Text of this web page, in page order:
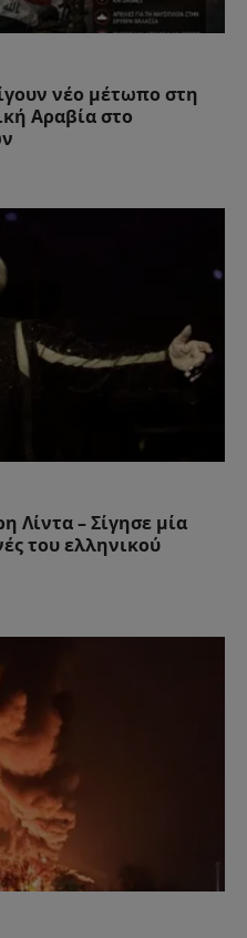
νέο μέτωπο στη
Αραβία στο
Λίντα – Σίγησε μία
του ελληνικού